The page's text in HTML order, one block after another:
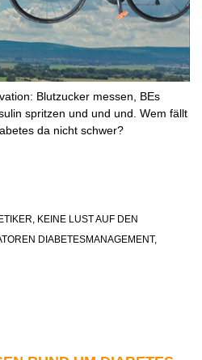
Blutzucker messen, BEs
spritzen und und und. Wem fällt
da nicht schwer?
, KEINE LUST AUF DEN
DIABETESMANAGEMENT,